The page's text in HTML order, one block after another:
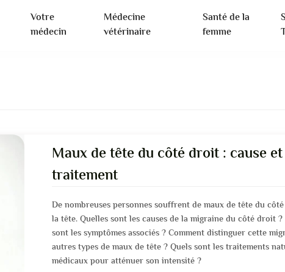
Votre
médecin
Médecine
vétérinaire
Santé de la
femme
Maux de tête du côté droit : cause et
traitement
De nombreuses personnes souffrent de maux de tête du
la tête. Quelles sont les causes de la migraine du côté droit ?
sont les symptômes associés ? Comment distinguer cette
autres types de maux de tête ? Quels sont les traitements
médicaux pour atténuer son intensité ?